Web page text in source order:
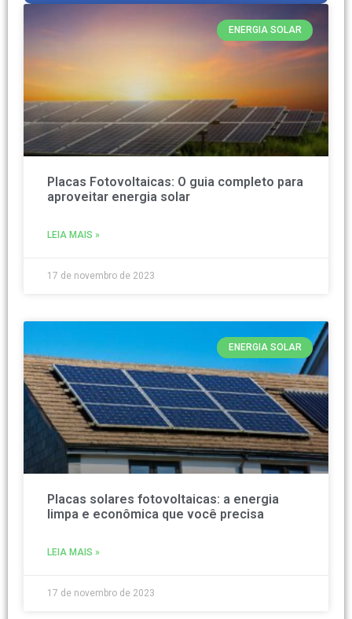
ENERGIA SOLAR
Placas Fotovoltaicas: O guia completo para
aproveitar energia solar
LEIA MAIS »
17 de novembro de 2023
ENERGIA SOLAR
Placas solares fotovoltaicas: a energia
limpa e econômica que você precisa
LEIA MAIS »
17 de novembro de 2023